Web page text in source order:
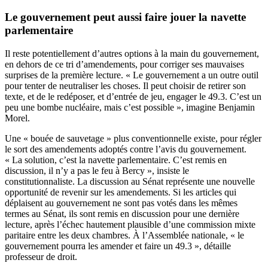
Le gouvernement peut aussi faire jouer la navette
parlementaire
Il reste potentiellement d’autres options à la main du gouvernement,
en dehors de ce tri d’amendements, pour corriger ses mauvaises
surprises de la première lecture. « Le gouvernement a un outre outil
pour tenter de neutraliser les choses. Il peut choisir de retirer son
texte, et de le redéposer, et d’entrée de jeu, engager le 49.3. C’est un
peu une bombe nucléaire, mais c’est possible », imagine Benjamin
Morel.
Une « bouée de sauvetage » plus conventionnelle existe, pour régler
le sort des amendements adoptés contre l’avis du gouvernement.
« La solution, c’est la navette parlementaire. C’est remis en
discussion, il n’y a pas le feu à Bercy », insiste le
constitutionnaliste. La discussion au Sénat représente une nouvelle
opportunité de revenir sur les amendements. Si les articles qui
déplaisent au gouvernement ne sont pas votés dans les mêmes
termes au Sénat, ils sont remis en discussion pour une dernière
lecture, après l’échec hautement plausible d’une commission mixte
paritaire entre les deux chambres. À l’Assemblée nationale, « le
gouvernement pourra les amender et faire un 49.3 », détaille
professeur de droit.